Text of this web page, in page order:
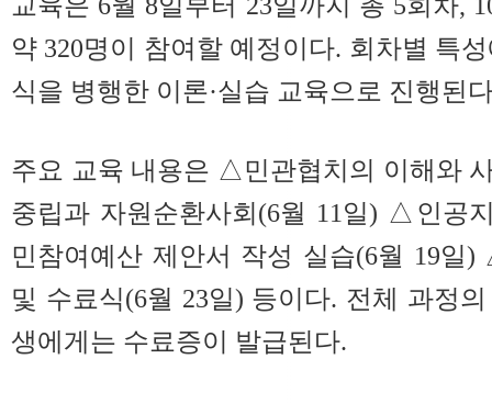
약 320명이 참여할 예정이다. 회차별 특
식을 병행한 이론·실습 교육으로 진행된
주요 교육 내용은 △민관협치의 이해와
중립과 자원순환사회(6월 11일) △인공
민참여예산 제안서 작성 실습(6월 19
및 수료식(6월 23일) 등이다. 전체 과정
생에게는 수료증이 발급된다.